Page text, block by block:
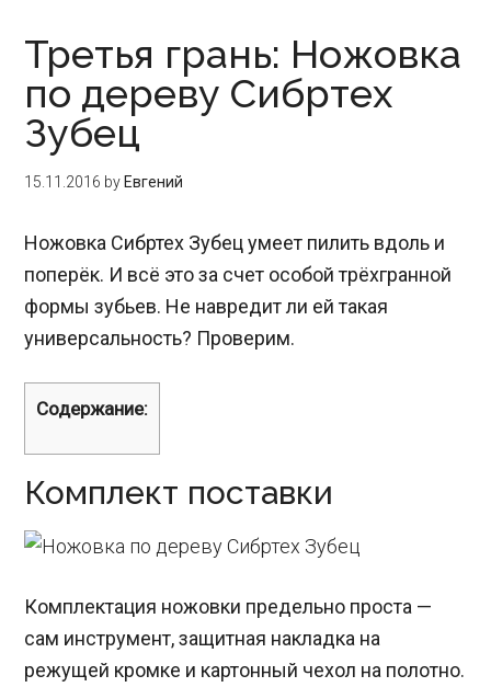
Третья грань: Ножовка
по дереву Сибртех
Зубец
15.11.2016 by Евгений
Ножовка Сибртех Зубец умеет пилить вдоль и
поперёк. И всё это за счет особой трёхгранной
формы зубьев. Не навредит ли ей такая
универсальность? Проверим.
Содержание:
Комплект поставки
Комплектация ножовки предельно проста —
сам инструмент, защитная накладка на
режущей кромке и картонный чехол на полотно.